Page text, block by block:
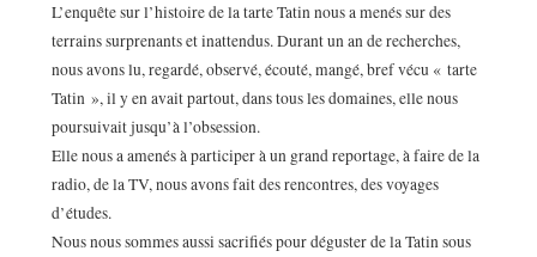
L’enquête sur l’histoire de la tarte Tatin nous a menés sur des
terrains surprenants et inattendus. Durant un an de recherches,
nous avons lu, regardé, observé, écouté, mangé, bref vécu « tarte
Tatin », il y en avait partout, dans tous les domaines, elle nous
poursuivait jusqu’à l’obsession.
Elle nous a amenés à participer à un grand reportage, à faire de la
radio, de la TV, nous avons fait des rencontres, des voyages
d’études.
Nous nous sommes aussi sacrifiés pour déguster de la Tatin sous